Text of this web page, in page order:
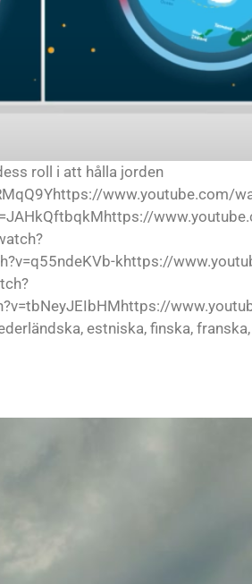
roll i att hålla jorden
www.youtube.com/
khttps://
estniska, finska,